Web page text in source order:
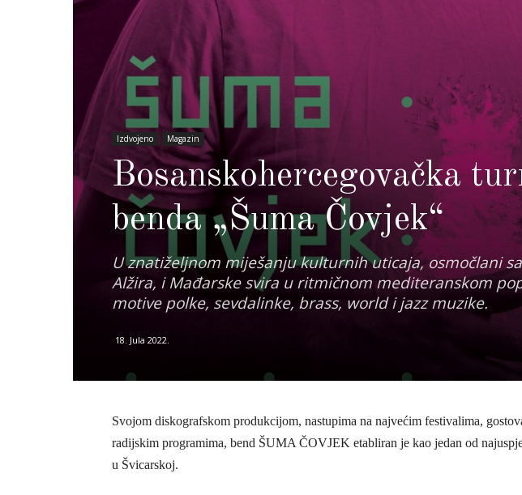
Izdvojeno Magazin
Bosanskohercegovačka
benda „Šuma Čovjek“
U znatiželjnom miješanju kulturnih uticaja, osmočlani
Alžira, i Mađarske svira u ritmičnom mediteranskom
motive polke, sevdalinke, brass, world i jazz muzike.
18. Jula 2022.
Svojom diskografskom produkcijom, nastupima na najvećim festivalima,
radijskim programima, bend ŠUMA ČOVJEK etabliran je kao jedan od
u Švicarskoj.